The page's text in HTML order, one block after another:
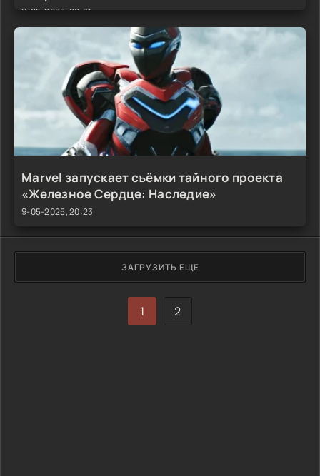
9-05-2025, 20:31
Marvel запускает съёмки тайного проекта
«Железное Сердце: Наследие»
9-05-2025, 20:23
ЗАГРУЗИТЬ ЕЩЕ
1 2